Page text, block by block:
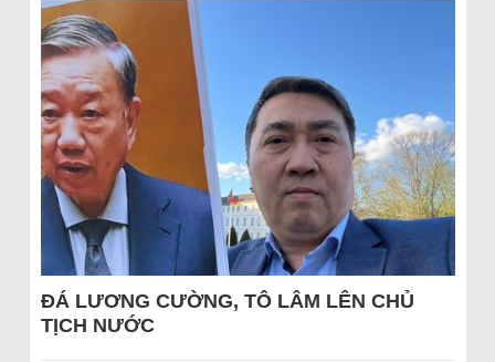
ĐÁ LƯƠNG CƯỜNG, TÔ LÂM LÊN CHỦ
TỊCH NƯỚC